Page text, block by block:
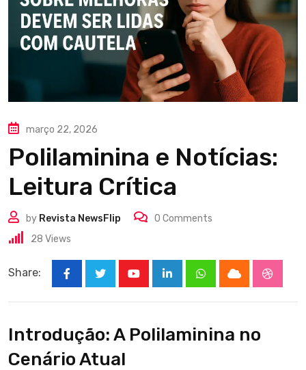
março 22, 2026
Polilaminina e Notícias:
Leitura Crítica
by Revista NewsFlip 0 Comments
28 Views
Share:
LinkedInWhatsappCloud
Introdução: A Polilaminina no
Cenário Atual